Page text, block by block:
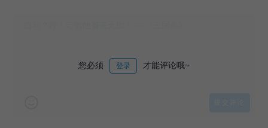
您必须 登录 才能评论哦~